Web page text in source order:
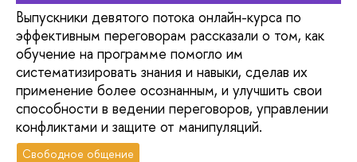
Выпускники девятого потока онлайн-курса по
эффективным переговорам рассказали о том, как
обучение на программе помогло им
систематизировать знания и навыки, сделав их
применение более осознанным, и улучшить свои
способности в ведении переговоров, управлении
конфликтами и защите от манипуляций.
Свободное общение